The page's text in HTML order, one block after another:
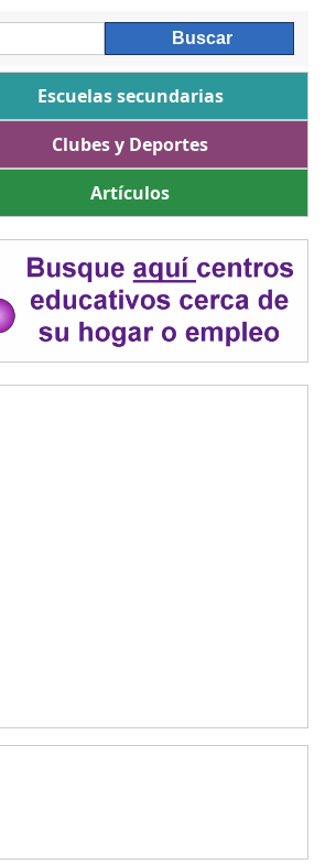
Escuelas secundarias
Clubes y Deportes
Artículos